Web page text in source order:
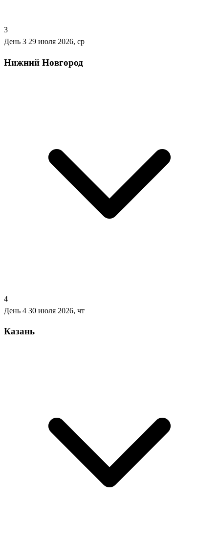
3
День 3 29 июля 2026, ср
Нижний Новгород
4
День 4 30 июля 2026, чт
Казань